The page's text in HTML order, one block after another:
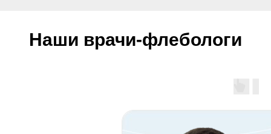
Наши врачи-флебологи